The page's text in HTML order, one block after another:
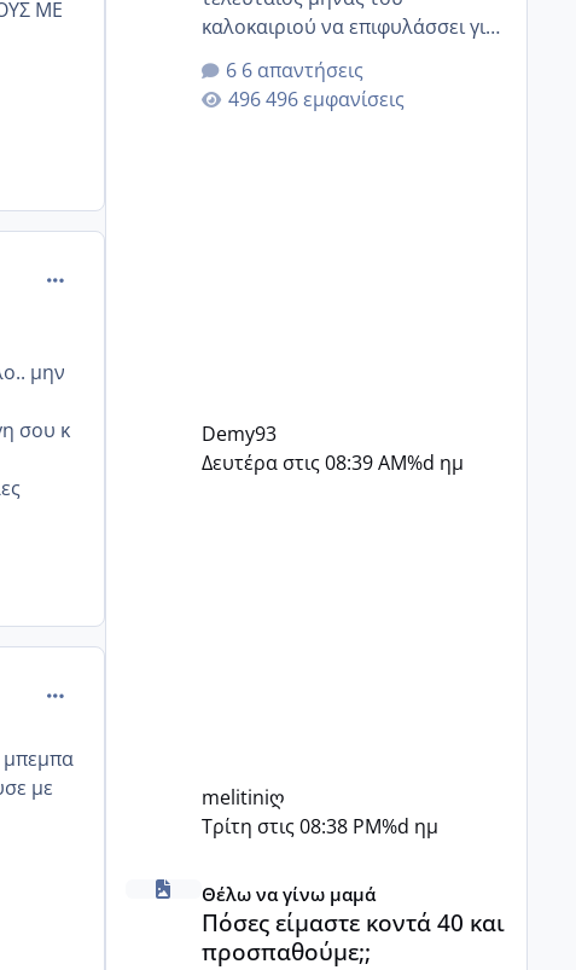
ΜΕ
comment_893008
μην
σου κ
comment_893019
μπεμπα
με
καλοκαιριού να επιφυλάσσει για
όλες σας την πιο όμορφη
έκπληξη 🧿 @Elk @Melikara86
@Παρασκευαιδου @Zenia z
6 απαντήσεις
496 εμφανίσεις
Demy93
Δευτέρα στις 08:39 AM%d ημ
melitiniღ
Τρίτη στις 08:38 PM%d ημ
Πόσες είμαστε κοντά 40 και προσπαθούμε;;
Θέλω να γίνω μαμά
Πόσες είμαστε κοντά 40 και
προσπαθούμε;;